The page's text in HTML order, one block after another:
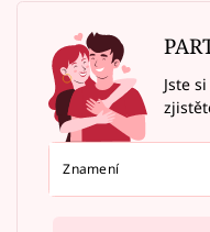
Jste